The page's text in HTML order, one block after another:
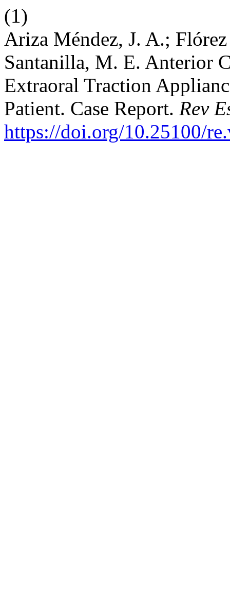
(1)
Ariza Méndez, J. A.;
Santanilla, M. E. Anterior
Extraoral Traction
Patient. Case Report. Rev
https://doi.org/10.25100/